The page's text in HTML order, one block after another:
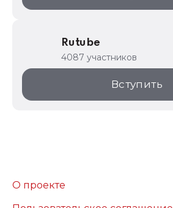
Rutube
4087 участников
Вступить
О проекте